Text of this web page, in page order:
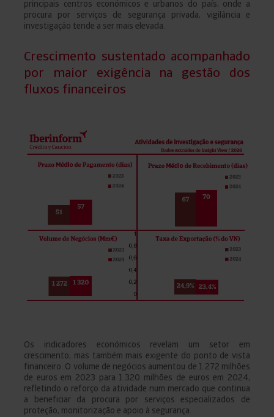
principais centros económicos e urbanos do país, onde a
procura por serviços de segurança privada, vigilância e
investigação tende a ser mais elevada.
Crescimento sustentado acompanhado
por maior exigência na gestão dos
fluxos financeiros
Os indicadores económicos revelam um setor em
crescimento, mas também mais exigente do ponto de vista
financeiro. O volume de negócios aumentou de 1.272 milhões
de euros em 2023 para 1.320 milhões de euros em 2024,
refletindo o reforço da atividade num mercado que continua
a beneficiar da procura por serviços especializados de
proteção, monitorização e apoio à segurança.